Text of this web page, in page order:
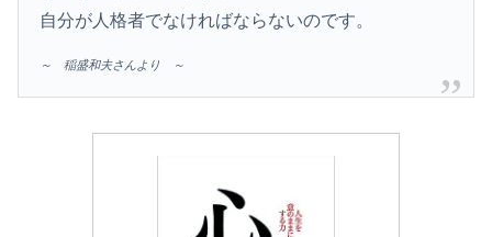
自分が人格者でなければならないのです。
～ 稲盛和夫さんより ～